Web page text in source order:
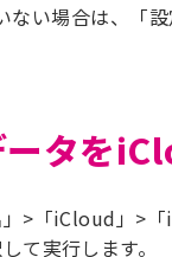
い場合は、「
タを
>「iCloud」>
て実行します。